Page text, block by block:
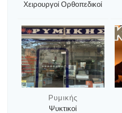
Χειρουργοί Ορθοπεδικοί
Ρυμικής
Ψυκτικοί